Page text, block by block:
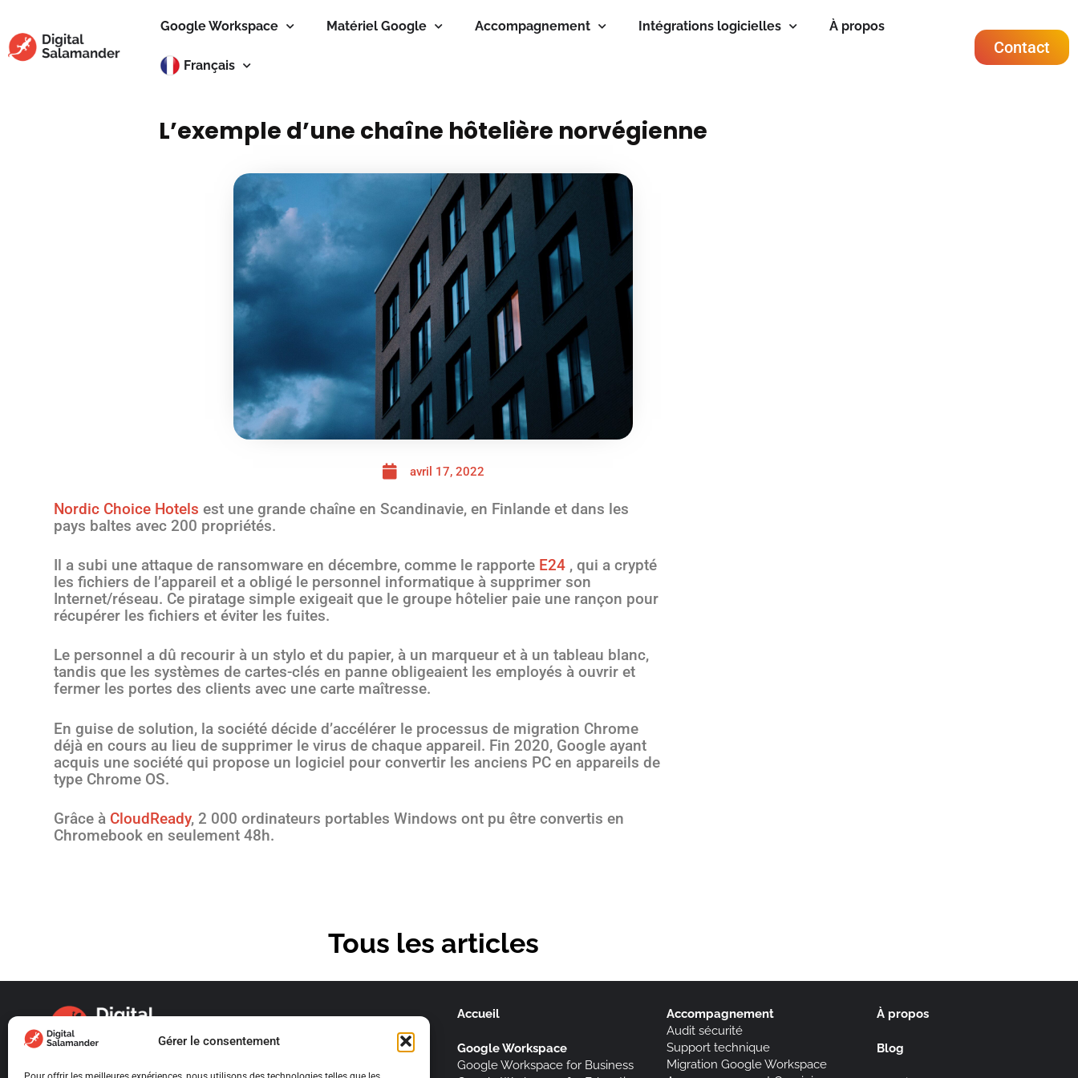
Gérer le consentement
Google Workspace Matériel Google Accompagnement Intégrations logicielles À propos
Français
Contact
L’exemple d’une chaîne hôtelière norvégienne
avril 17, 2022
Nordic Choice Hotels est une grande chaîne en Scandinavie, en Finlande et dans les
pays baltes avec 200 propriétés.
Il a subi une attaque de ransomware en décembre, comme le rapporte E24 , qui a crypté
les fichiers de l’appareil et a obligé le personnel informatique à supprimer son
Internet/réseau. Ce piratage simple exigeait que le groupe hôtelier paie une rançon pour
récupérer les fichiers et éviter les fuites.
Le personnel a dû recourir à un stylo et du papier, à un marqueur et à un tableau blanc,
tandis que les systèmes de cartes-clés en panne obligeaient les employés à ouvrir et
fermer les portes des clients avec une carte maîtresse.
En guise de solution, la société décide d’accélérer le processus de migration Chrome
déjà en cours au lieu de supprimer le virus de chaque appareil. Fin 2020, Google ayant
acquis une société qui propose un logiciel pour convertir les anciens PC en appareils de
type Chrome OS.
Grâce à CloudReady, 2 000 ordinateurs portables Windows ont pu être convertis en
Chromebook en seulement 48h.
Tous les articles
Accueil
Google Workspace
Google Workspace for Business
Accompagnement
Audit sécurité
Support technique
Migration Google Workspace
À propos
Blog